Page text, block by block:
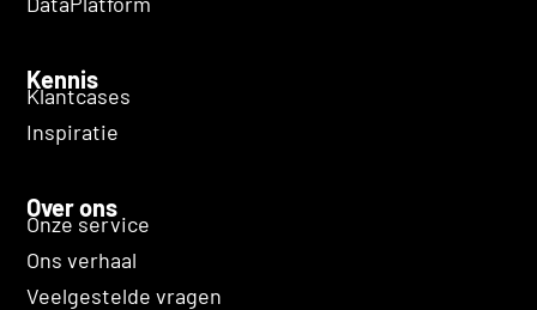
Kennis
Klantcases
Inspiratie
Over ons
Onze service
Ons verhaal
Veelgestelde vragen